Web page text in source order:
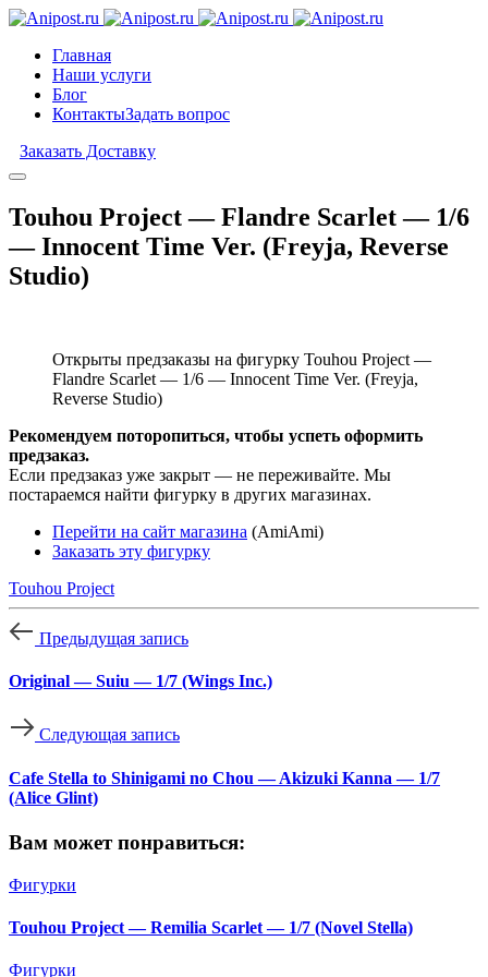
Главная
Наши услуги
Блог
КонтактыЗадать вопрос
Заказать Доставку
Touhou Project — Flandre Scarlet — 1/6
— Innocent Time Ver. (Freyja, Reverse
Studio)
Открыты предзаказы на фигурку Touhou Project —
Flandre Scarlet — 1/6 — Innocent Time Ver. (Freyja,
Reverse Studio)
Рекомендуем поторопиться, чтобы успеть оформить
предзаказ.
Если предзаказ уже закрыт — не переживайте. Мы
постараемся найти фигурку в других магазинах.
Перейти на сайт магазина (AmiAmi)
Заказать эту фигурку
Touhou Project
Предыдущая запись
Original — Suiu — 1/7 (Wings Inc.)
Следующая запись
Cafe Stella to Shinigami no Chou — Akizuki Kanna — 1/7
(Alice Glint)
Вам может понравиться:
Фигурки
Touhou Project — Remilia Scarlet — 1/7 (Novel Stella)
Фигурки